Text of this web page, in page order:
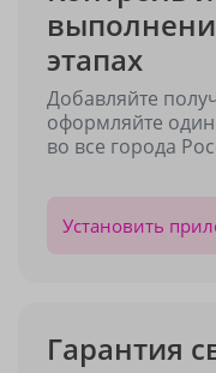
этапах
Добавляйте
оформляйте один
во все города
Установить
Гарантия